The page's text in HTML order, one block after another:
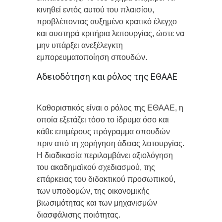
κινηθεί εντός αυτού του πλαισίου,
προβλέποντας αυξημένο κρατικό έλεγχο
και αυστηρά κριτήρια λειτουργίας, ώστε να
μην υπάρξει ανεξέλεγκτη
εμπορευματοποίηση σπουδών.
Αδειοδότηση και ρόλος της ΕΘΑΑΕ
Καθοριστικός είναι ο ρόλος της ΕΘΑΑΕ, η
οποία εξετάζει τόσο το ίδρυμα όσο και
κάθε επιμέρους πρόγραμμα σπουδών
πριν από τη χορήγηση άδειας λειτουργίας.
Η διαδικασία περιλαμβάνει αξιολόγηση
του ακαδημαϊκού σχεδιασμού, της
επάρκειας του διδακτικού προσωπικού,
των υποδομών, της οικονομικής
βιωσιμότητας και των μηχανισμών
διασφάλισης ποιότητας.